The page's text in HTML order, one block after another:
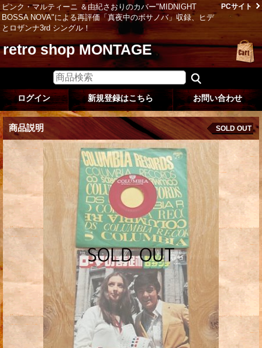
ピンク・マルティーニ ＆由紀さおりのカバー"MIDNIGHT
BOSSA NOVA"による再評価「真夜中のボサノバ」収録、ヒデ
とロザンナ3rd シングル！
PCサイト
retro shop MONTAGE
ログイン 新規登録はこちら お問い合わせ
商品説明 SOLD OUT